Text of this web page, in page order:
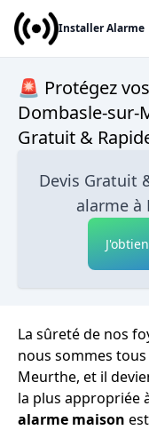
Installer Alarme
🚨 Protégez
Dombasle-sur-
Gratuit &
Devis Gratuit
alarme à
La sûreté de nos
nous sommes
Meurthe, et il
la plus appropriée
alarme maison